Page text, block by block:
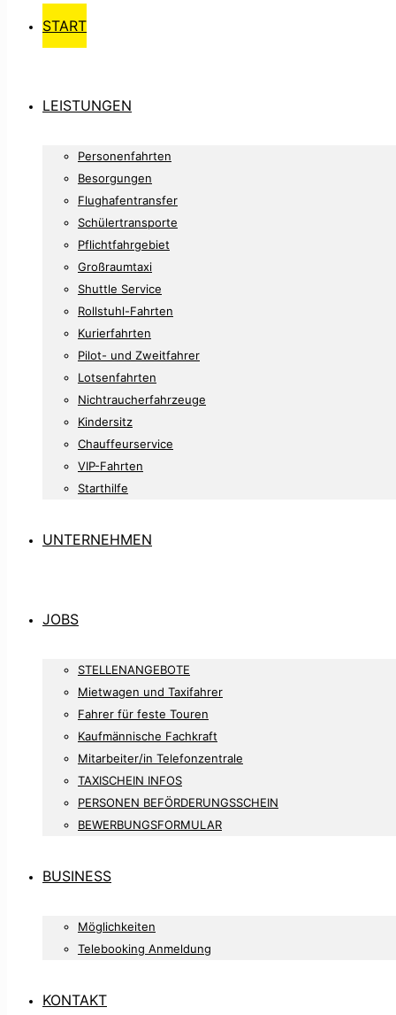
START
LEISTUNGEN
Personenfahrten
Besorgungen
Flughafentransfer
Schülertransporte
Pflichtfahrgebiet
Großraumtaxi
Shuttle Service
Rollstuhl-Fahrten
Kurierfahrten
Pilot- und Zweitfahrer
Lotsenfahrten
Nichtraucherfahrzeuge
Kindersitz
Chauffeurservice
VIP-Fahrten
Starthilfe
UNTERNEHMEN
JOBS
STELLENANGEBOTE
Mietwagen und Taxifahrer
Fahrer für feste Touren
Kaufmännische Fachkraft
Mitarbeiter/in Telefonzentrale
TAXISCHEIN INFOS
PERSONEN BEFÖRDERUNGSSCHEIN
BEWERBUNGSFORMULAR
BUSINESS
Möglichkeiten
Telebooking Anmeldung
KONTAKT